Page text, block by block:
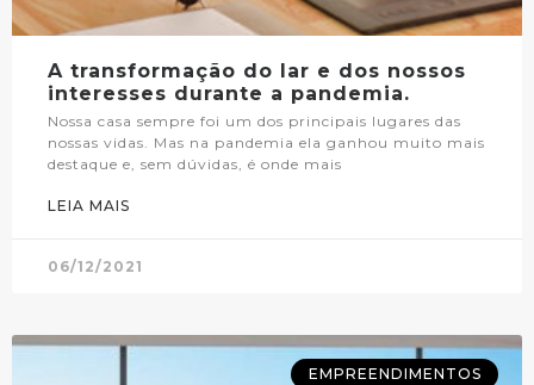
A transformação do lar e dos nossos
interesses durante a pandemia.
Nossa casa sempre foi um dos principais lugares das
nossas vidas. Mas na pandemia ela ganhou muito mais
destaque e, sem dúvidas, é onde mais
LEIA MAIS
06/12/2021
EMPREENDIMENTOS